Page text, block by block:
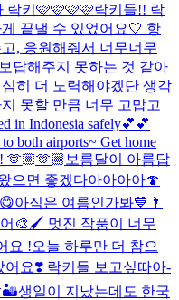
락키🩷🩷🩷🩷락키들!! 락
끝낼 수 있었어요🤍 항
, 응원해줘서 너무너무
답해주지 못하는 것 같아
히 더 노력해야겠단 생각
못할 만큼 너무 고맙고
in Indonesia safely💕💕
both airports~ Get home
🫶🏼🫶🏼 보름달이 아름답
으면 좋겠다아아아아🍄
아직은 여름인가봐💙🌂
🎨🖌️ 멋진 작품이 너무
요 !오늘 하루만 더 참으
어요❣️ 락키들 보고싶따아-
생일이 지났는데도 한국